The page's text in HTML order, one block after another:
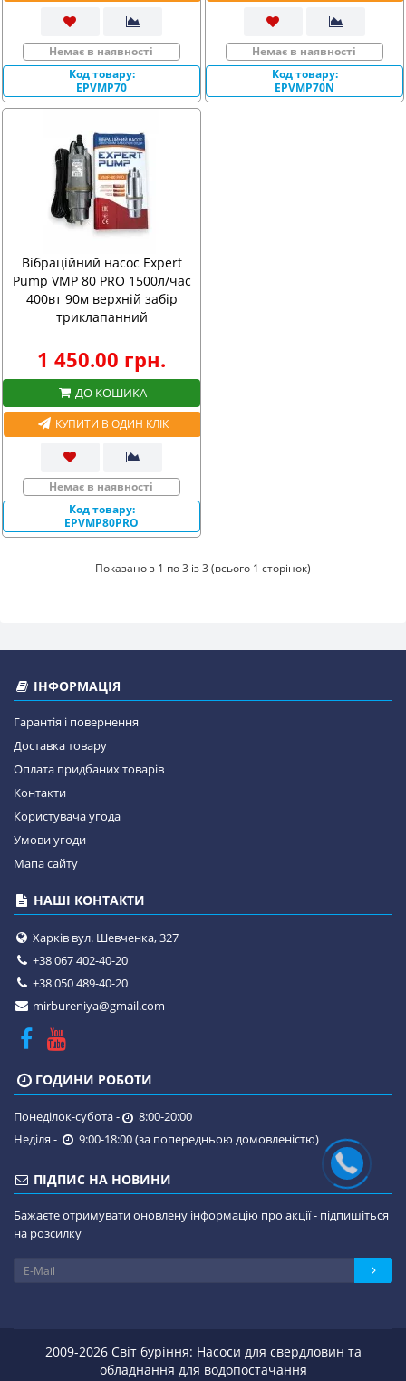
Немає в наявності
Код товару:
EPVMP70
Немає в наявності
Код товару:
EPVMP70N
Вібраційний насос Expert
Pump VMP 80 PRO 1500л/час
400вт 90м верхній забір
триклапанний
1 450.00 грн.
ДО КОШИКА
КУПИТИ В ОДИН КЛІК
Немає в наявності
Код товару:
EPVMP80PRO
Показано з 1 по 3 із 3 (всього 1 сторінок)
ІНФОРМАЦІЯ
Гарантія і повернення
Доставка товару
Оплата придбаних товарів
Контакти
Користувача угода
Умови угоди
Мапа сайту
НАШІ КОНТАКТИ
Харків вул. Шевченка, 327
+38 067 402-40-20
+38 050 489-40-20
mirbureniya@gmail.com
ГОДИНИ РОБОТИ
Понеділок-субота -
8:00-20:00
Неділя -
9:00-18:00 (за попередньою домовленістю)
ПІДПИС НА НОВИНИ
Бажаєте отримувати оновлену інформацію про акції - підпишіться
на розсилку
2009-2026 Світ буріння: Насоси для свердловин та
обладнання для водопостачання